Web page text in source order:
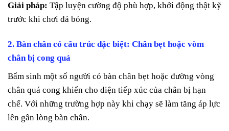
Giải pháp: Tập luyện cường độ phù hợp, khởi động thật kỹ
trước khi chơi đá bóng.
2. Bàn chân có cấu trúc đặc biệt: Chân bẹt hoặc vòm
chân bị cong quá
Bẩm sinh một số người có bàn chân bẹt hoặc đường vòng
chân quá cong khiến cho diện tiếp xúc của chân bị hạn
chế. Với những trường hợp này khi chạy sẽ làm tăng áp lực
lên gân lòng bàn chân.